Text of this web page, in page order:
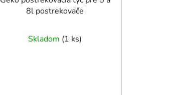
8l postrekovače
Skladom (1 ks)